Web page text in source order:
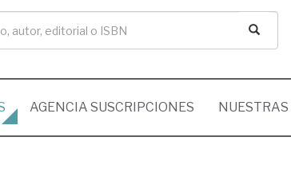
AGENCIA SUSCRIPCIONES NUESTRAS